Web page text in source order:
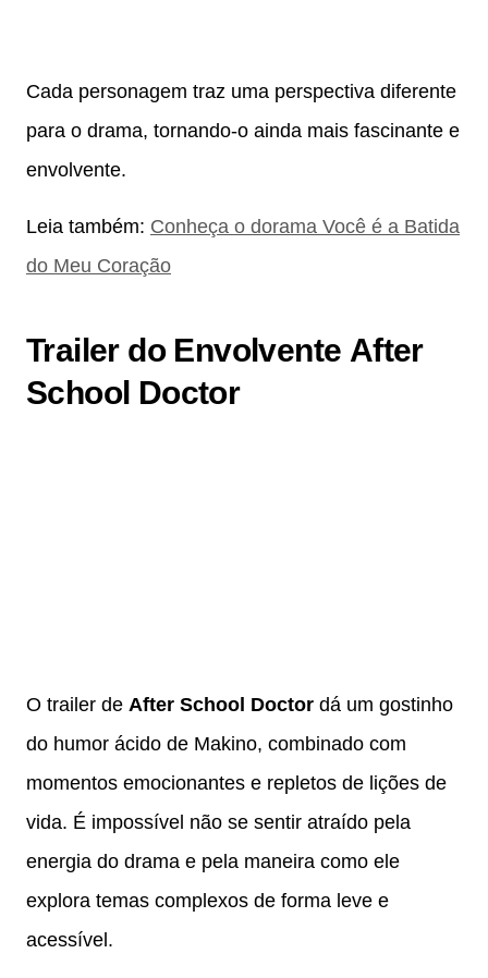
Cada personagem traz uma perspectiva diferente
para o drama, tornando-o ainda mais fascinante e
envolvente.
Leia também: Conheça o dorama Você é a Batida
do Meu Coração
Trailer do Envolvente After
School Doctor
O trailer de After School Doctor dá um gostinho
do humor ácido de Makino, combinado com
momentos emocionantes e repletos de lições de
vida. É impossível não se sentir atraído pela
energia do drama e pela maneira como ele
explora temas complexos de forma leve e
acessível.